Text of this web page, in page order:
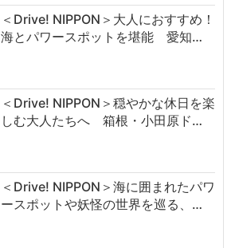
＜Drive! NIPPON＞大人におすすめ！
海とパワースポットを堪能 愛知…
＜Drive! NIPPON＞穏やかな休日を楽
しむ大人たちへ 箱根・小田原ド…
＜Drive! NIPPON＞海に囲まれたパワ
ースポットや妖怪の世界を巡る、…